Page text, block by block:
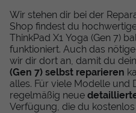
Wir stehen dir bei der
Shop findest du
ThinkPad X1 Yoga (Gen 7)
funktioniert. Auch das
wir dir dort an, damit du dein
(Gen 7) selbst reparieren
alles. Für viele Modelle und
regelmäßig neue
Verfügung, die du kostenlos